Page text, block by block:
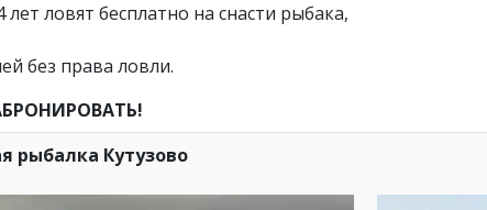
ловят бесплатно на снасти рыбака,
без права ловли.
рыбалка Кутузово